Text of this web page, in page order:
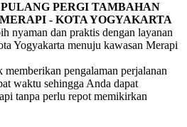
PERGI TAMBAHAN
- KOTA YOGYAKARTA
nyaman dan praktis dengan layanan
Yogyakarta menuju kawasan Merapi
pengalaman perjalanan
waktu sehingga Anda dapat
tanpa perlu repot memikirkan